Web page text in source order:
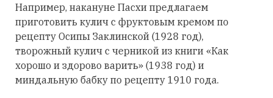
Например, накануне Пасхи предлагаем
приготовить кулич с фруктовым кремом по
рецепту Осипы Заклинской (1928 год),
творожный кулич с черникой из книги «Как
хорошо и здорово варить» (1938 год) и
миндальную бабку по рецепту 1910 года.